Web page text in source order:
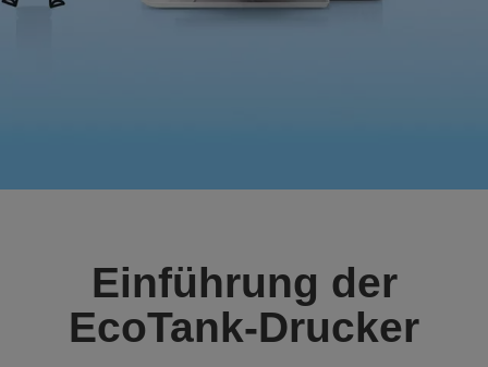
Einführung der
EcoTank-Drucker